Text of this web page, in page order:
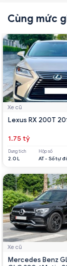
Cùng mức
Xe cũ
Lexus RX 200T
1.75 tỷ
Dung tích
2.0 L
Hộp số
AT - Số tự
Xe cũ
Mercedes Benz